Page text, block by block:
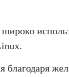
благодаря